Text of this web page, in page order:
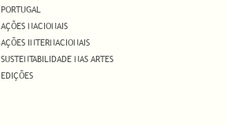
PORTUGAL
AÇÕES NACIONAIS
AÇÕES INTERNACIONAIS
SUSTENTABILIDADE NAS ARTES
EDIÇÕES